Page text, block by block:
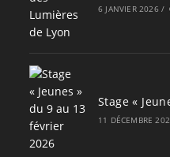
6 JANVIER 2026 /
Stage «
11 DÉCEMBRE